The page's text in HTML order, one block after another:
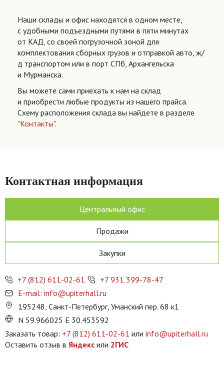
Наши склады и офис находятся в одном месте,
с удобными подъездными путями в пяти минутах
от КАД, со своей погрузочной зоной для
комплектования сборных грузов и отправкой авто, ж/
д транспортом или в порт СПб, Архангельска
и Мурманска.
Вы можете сами приехать к нам на склад
и приобрести любые продукты из нашего прайса.
Схему расположения склада вы найдете в разделе
"Контакты".
Контактная информация
Центральный офис
Продажи
Закупки
+7 (812) 611-02-61
+7 931 399-78-47
E-mail: info@upiterhall.ru
195248, Санкт-Петербург, Уманский пер. 68 к1
N 59.966025 E 30.453592
Заказать товар: +7 (812) 611-02-61 или info@upiterhall.ru
Оставить отзыв в Яндекс или 2ГИС